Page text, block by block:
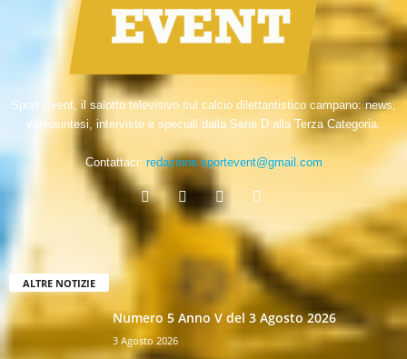
Sport Event, il salotto televisivo sul calcio dilettantistico campano: news,
videosintesi, interviste e speciali dalla Serie D alla Terza Categoria.
Contattaci: redazione.sportevent@gmail.com
ALTRE NOTIZIE
Numero 5 Anno V del 3 Agosto 2026
3 Agosto 2026